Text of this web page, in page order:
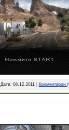
Дата: 08.12.2011 Комментарии